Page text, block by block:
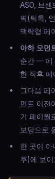
ASO, 브
픽(틱톡,
맥락형 페
아하 모먼
순간 — 에
한 직후
그다음 페
먼트 이전
기 페이월
보딩으로
한 곳이
후)에 보